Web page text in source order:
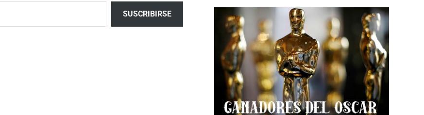
SUSCRIBIRSE